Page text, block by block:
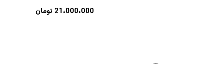
21،000،000 تومان